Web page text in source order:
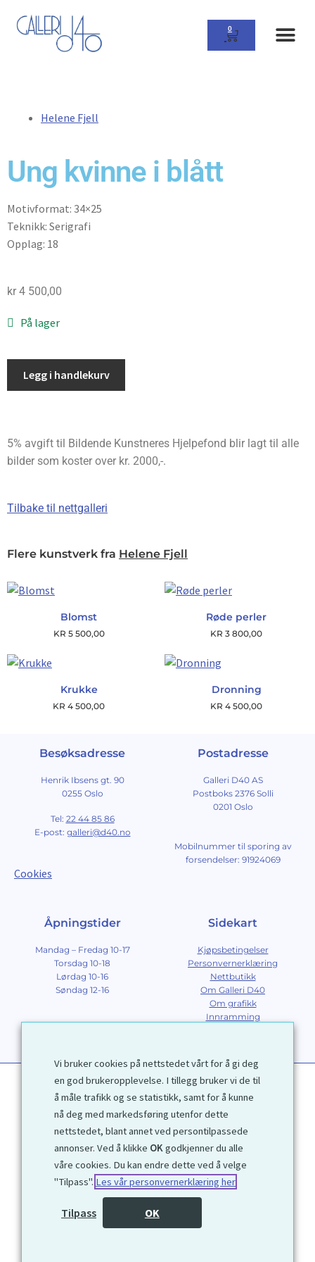
0
Helene Fjell
Ung kvinne i blått
Motivformat: 34×25
Teknikk: Serigrafi
Opplag: 18
kr 4 500,00
På lager
Legg i handlekurv
5% avgift til Bildende Kunstneres Hjelpefond blir lagt til alle
bilder som koster over kr. 2000,-.
Tilbake til nettgalleri
Flere kunstverk fra Helene Fjell
Blomst
KR 5 500,00
Røde perler
KR 3 800,00
Krukke
KR 4 500,00
Dronning
KR 4 500,00
Besøksadresse
Henrik Ibsens gt. 90
0255 Oslo
Tel: 22 44 85 86
E-post: galleri@d40.no
Cookies
Postadresse
Galleri D40 AS
Postboks 2376 Solli
0201 Oslo
Mobilnummer til sporing av
forsendelser: 91924069
Åpningstider
Mandag – Fredag 10-17
Torsdag 10-18
Lørdag 10-16
Søndag 12-16
Sidekart
Kjøpsbetingelser
Personvernerklæring
Nettbutikk
Om Galleri D40
Om grafikk
Innramming
1972 © Galleri D40 AS
Utviklet avKjetil Moen Nettservice AS
Vi bruker cookies på nettstedet vårt for å gi deg
en god brukeropplevelse. I tillegg bruker vi de til
å måle trafikk og se statistikk, samt for å kunne
nå deg med markedsføring utenfor dette
nettstedet, blant annet ved persontilpassede
annonser. Ved å klikke OKgodkjenner du alle
våre cookies. Du kan endre dette ved å velge
"Tilpass". Les vår personvernerklæring her
Tilpass OK